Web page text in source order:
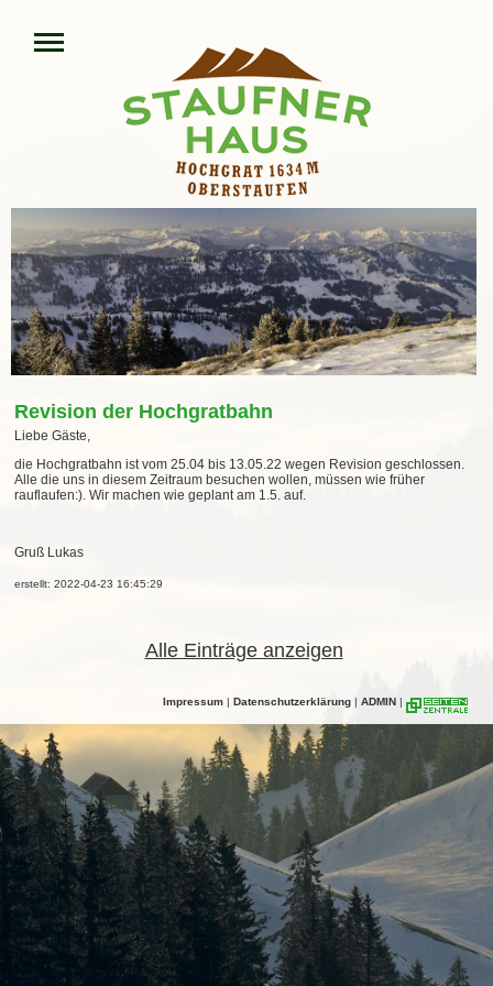
Revision der Hochgratbahn
Liebe Gäste,
die Hochgratbahn ist vom 25.04 bis 13.05.22 wegen Revision geschlossen.
Alle die uns in diesem Zeitraum besuchen wollen, müssen wie früher
rauflaufen:). Wir machen wie geplant am 1.5. auf.
Gruß Lukas
erstellt: 2022-04-23 16:45:29
Alle Einträge anzeigen
Impressum | Datenschutzerklärung | ADMIN |